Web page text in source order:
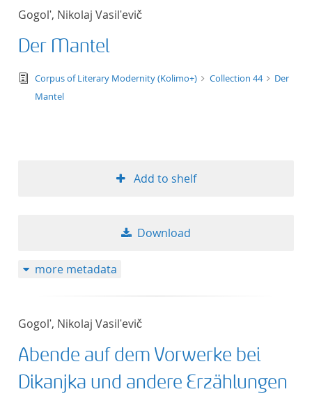
Gogolʹ, Nikolaj Vasilʹevič
Der Mantel
text/tg.edition+tg.aggregation+xml
Corpus of Literary Modernity (Kolimo+) Collection 44
Der
Mantel
Add to shelf
Download
more metadata
Gogolʹ, Nikolaj Vasilʹevič
Abende auf dem Vorwerke bei
Dikanjka und andere Erzählungen